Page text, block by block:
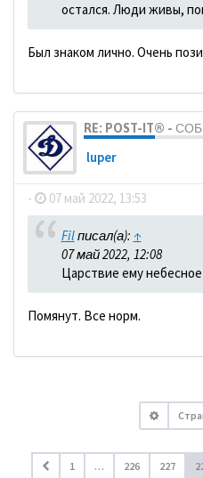
остался. Люди живы,
Был знаком лично. Очень
RE: POST-IT® -
luper
- 07 май 2022, 13:53
Filписал(а): ↑
07 май 2022, 12:08
Царствие ему
Помянут. Все норм.
1 … 226 227